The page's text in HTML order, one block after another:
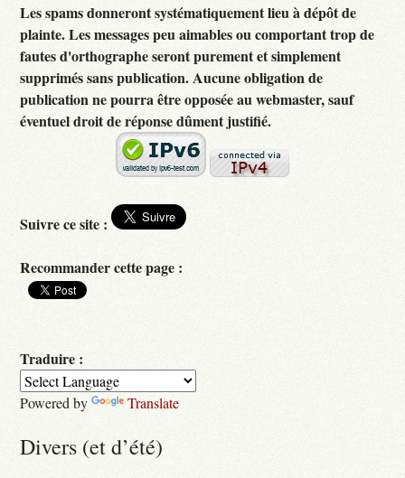
Les spams donneront systématiquement lieu à dépôt de
plainte. Les messages peu aimables ou comportant trop de
fautes d'orthographe seront purement et simplement
supprimés sans publication. Aucune obligation de
publication ne pourra être opposée au webmaster, sauf
éventuel droit de réponse dûment justifié.
Suivre ce site :
Recommander cette page :
Traduire :
Powered by Translate
Divers (et d’été)